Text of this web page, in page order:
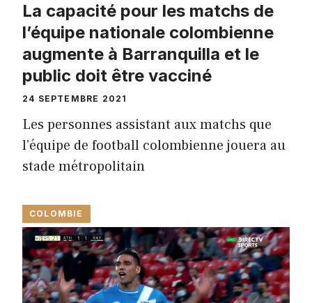
La capacité pour les matchs de
l’équipe nationale colombienne
augmente à Barranquilla et le
public doit être vacciné
24 SEPTEMBRE 2021
Les personnes assistant aux matchs que
l’équipe de football colombienne jouera au
stade métropolitain
COLOMBIE